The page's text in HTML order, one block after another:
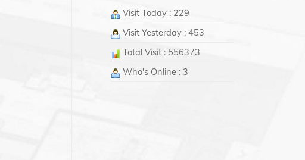
Visit Today : 229
Visit Yesterday : 453
Total Visit : 556373
Who's Online : 3